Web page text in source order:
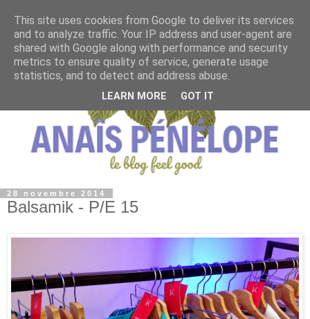
28 novembre 2014
Balsamik - P/E 15
This site uses cookies from Google to deliver its services
and to analyze traffic. Your IP address and user-agent are
shared with Google along with performance and security
metrics to ensure quality of service, generate usage
statistics, and to detect and address abuse.
LEARN MORE GOT IT